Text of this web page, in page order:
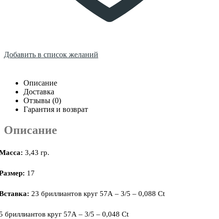
Добавить в список желаний
Описание
Доставка
Отзывы (0)
Гарантия и возврат
Описание
3,43 гр.
17
23 бриллиантов круг 57А – 3/5 – 0,088 Ct
бриллиантов круг 57А – 3/5 – 0,048 Ct